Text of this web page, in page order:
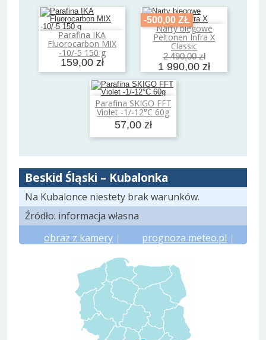
Parafina IKA
Fluorocarbon MIX
-10/-5 150 g
159,00 zł
Dodaj do koszyka
-500,00 ZŁ
Narty biegowe
Peltonen Infra X
Classic
2 490,00 zł
1 990,00 zł
Dodaj do koszyka
Parafina SKIGO FFT
Violet -1/-12°C 60g
57,00 zł
Dodaj do koszyka
Beskid Śląski – Kubalonka
Na Kubalonce niestety brak warunków.
Źródło: informacja własna
obraz z kamery | prognoza meteo.pl |
prognoza yr.no